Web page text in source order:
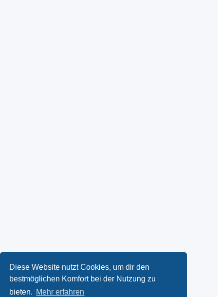
Diese Website nutzt Cookies, um dir den
bestmöglichen Komfort bei der Nutzung zu
bieten. Mehr erfahren